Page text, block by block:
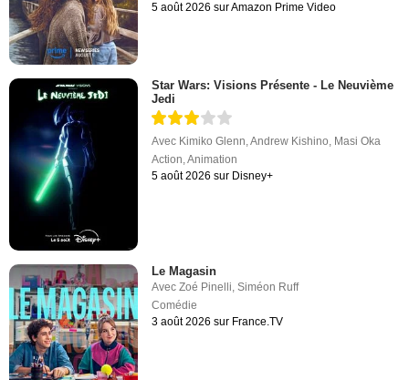
5 août 2026 sur Amazon Prime Video
Star Wars: Visions Présente - Le Neuvième
Jedi
Avec Kimiko Glenn,Andrew Kishino, Masi Oka
Action,Animation
5 août 2026 sur Disney+
Le Magasin
AvecZoé Pinelli ,Siméon Ruff
Comédie
3 août 2026 sur France.TV